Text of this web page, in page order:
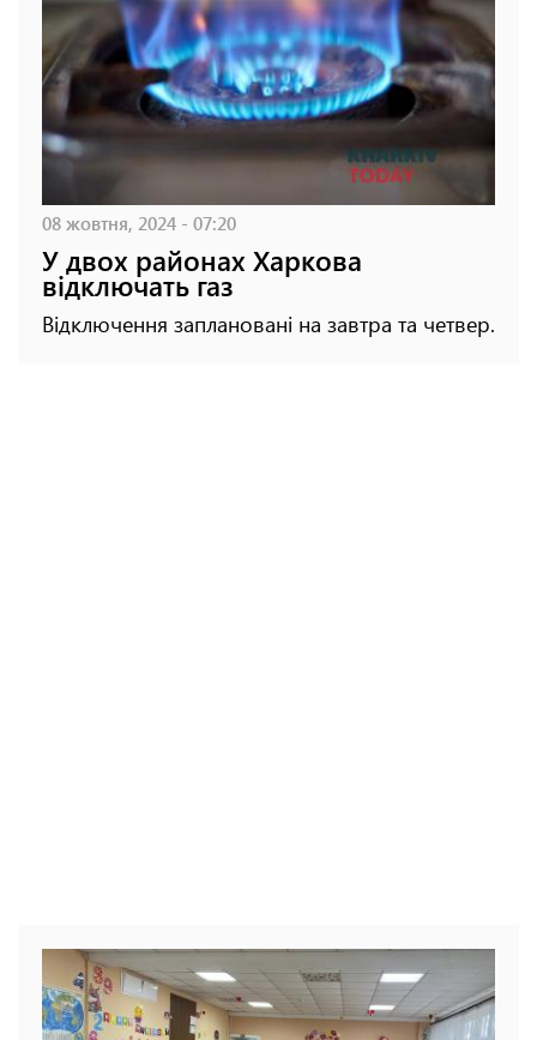
08 жовтня, 2024 - 07:20
У двох районах Харкова
відключать газ
Відключення заплановані на завтра та четвер.